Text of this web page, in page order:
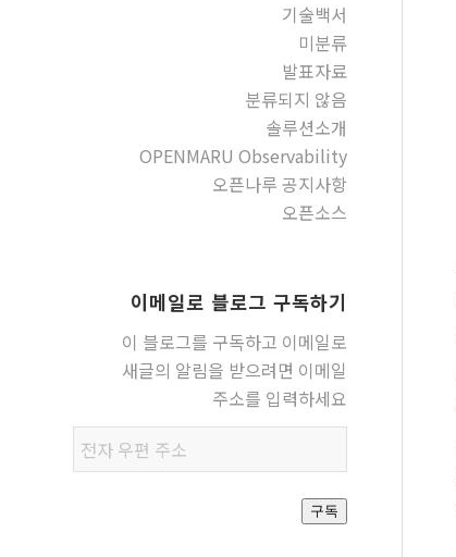
기술백서
미분류
발표자료
분류되지 않음
솔루션소개
OPENMARU Observability
오픈나루 공지사항
오픈소스
이메일로 블로그 구독하기
이 블로그를 구독하고 이메일로
새글의 알림을 받으려면 이메일
주소를 입력하세요
우편
주소
구독